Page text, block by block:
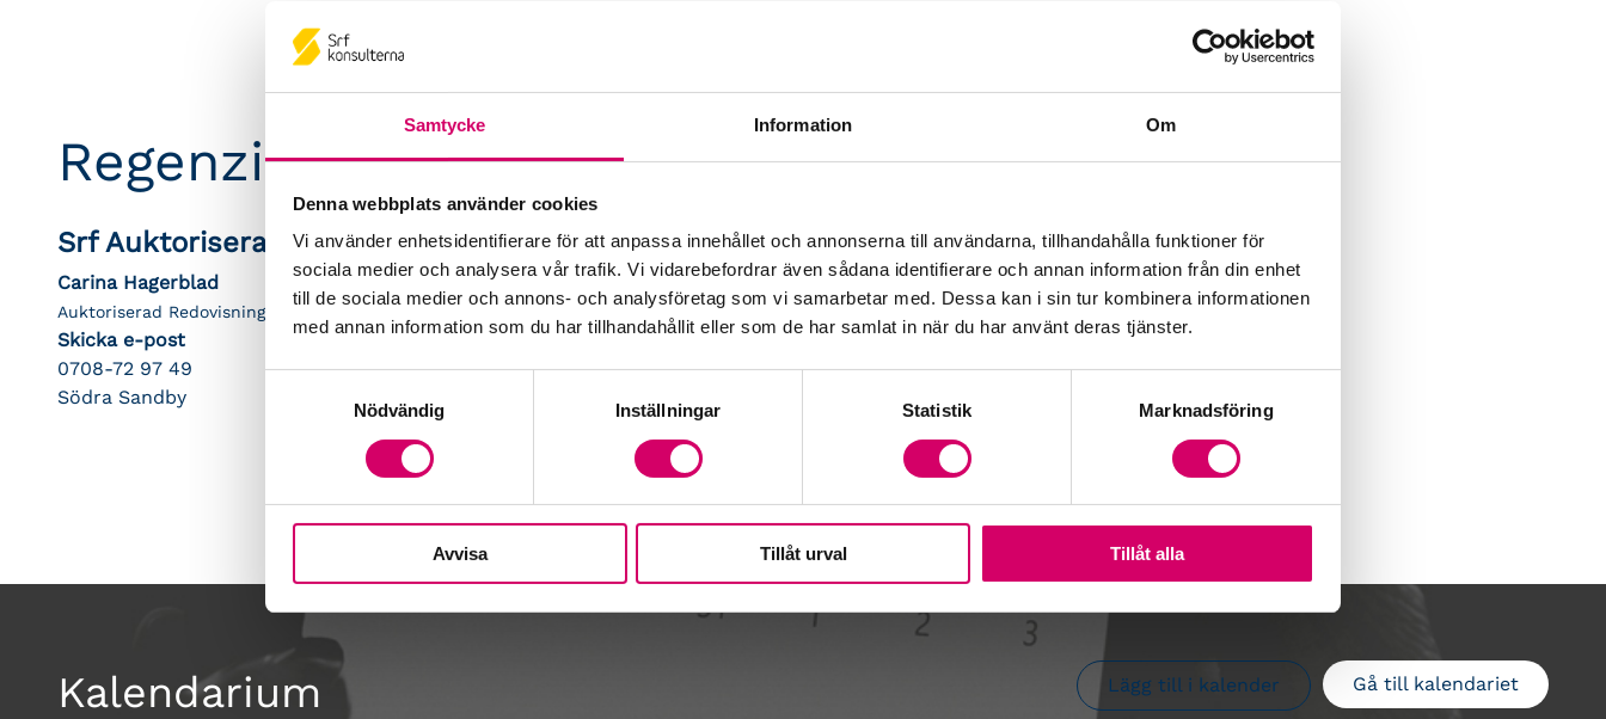
Samtycke Information Om
Denna webbplats använder cookies
Vi använder enhetsidentifierare för att anpassa innehållet och annonserna till användarna, tillhandahålla funktioner för
sociala medier och analysera vår trafik. Vi vidarebefordrar även sådana identifierare och annan information från din enhet
till de sociala medier och annons- och analysföretag som vi samarbetar med. Dessa kan i sin tur kombinera informationen
med annan information som du har tillhandahållit eller som de har samlat in när du har använt deras tjänster.
Nödvändig
Inställningar Statistik Marknadsföring
Avvisa Tillåt urval Tillåt alla
Regenzia ekonomi & bokföring AB
Srf Auktoriserade konsulter
Carina Hagerblad
Auktoriserad Redovisningskonsult
Skicka e-post
0708-72 97 49
Södra Sandby
Webbadress
www.regenzia.se
Kalendarium Gå till kalendariet
Lägg till i kalender